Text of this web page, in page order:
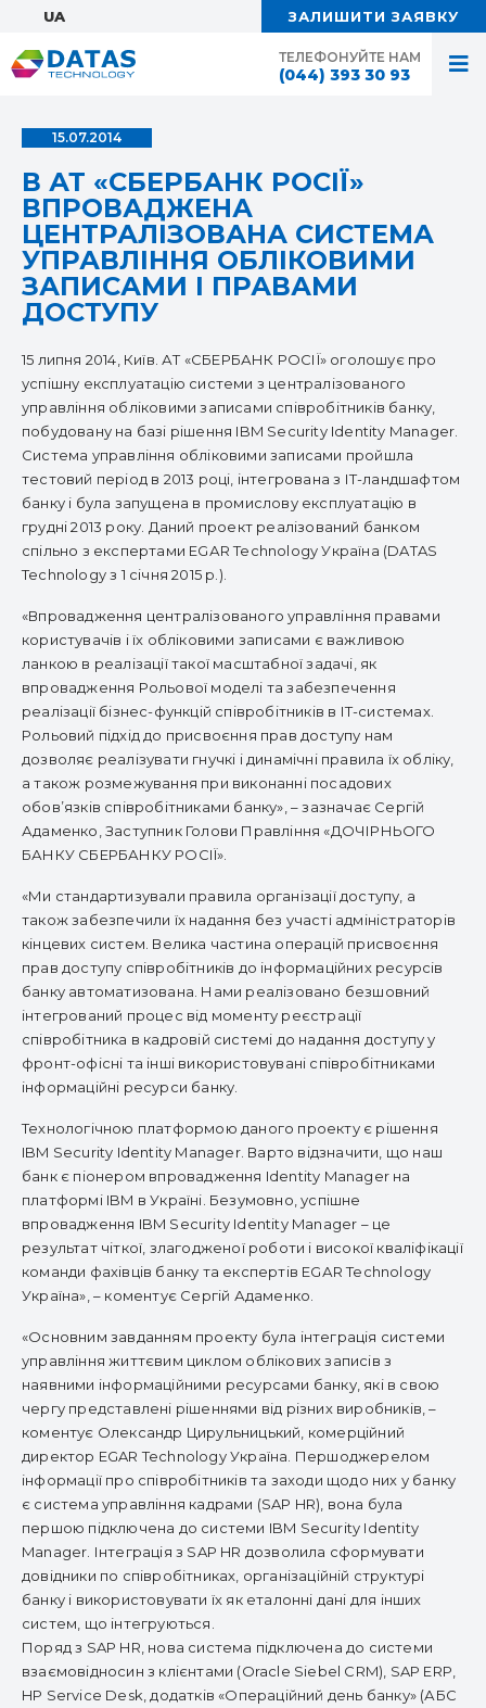
ТЕЛЕФОНУЙТЕ НАМ
(044) 393 30 93
UA: ЗАЛИШИТИ ЗАЯВКУ
15.07.2014
В АТ «СБЕРБАНК РОСІЇ»
ВПРОВАДЖЕНА
ЦЕНТРАЛІЗОВАНА СИСТЕМА
УПРАВЛІННЯ ОБЛІКОВИМИ
ЗАПИСАМИ І ПРАВАМИ
ДОСТУПУ
15 липня 2014, Київ. АТ «СБЕРБАНК РОСІЇ» оголошує про
успішну експлуатацію системи з централізованого
управління обліковими записами співробітників банку,
побудовану на базі рішення IBM Security Identity Manager.
Система управління обліковими записами пройшла
тестовий період в 2013 році, інтегрована з ІТ-ландшафтом
банку і була запущена в промислову експлуатацію в
грудні 2013 року. Даний проект реалізований банком
спільно з експертами EGАR Technology Україна (DATAS
Technology з 1 січня 2015 р.).
«Впровадження централізованого управління правами
користувачів і їх обліковими записами є важливою
ланкою в реалізації такої масштабної задачі, як
впровадження Рольової моделі та забезпечення
реалізації бізнес-функцій співробітників в ІТ-системах.
Рольовий підхід до присвоєння прав доступу нам
дозволяє реалізувати гнучкі і динамічні правила їх обліку,
а також розмежування при виконанні посадових
обов’язків співробітниками банку», – зазначає Сергій
Адаменко, Заступник Голови Правління «ДОЧІРНЬОГО
БАНКУ СБЕРБАНКУ РОСІЇ».
«Ми стандартизували правила організації доступу, а
також забезпечили їх надання без участі адміністраторів
кінцевих систем. Велика частина операцій присвоєння
прав доступу співробітників до інформаційних ресурсів
банку автоматизована. Нами реалізовано безшовний
інтегрований процес від моменту реєстрації
співробітника в кадровій системі до надання доступу у
фронт-офісні та інші використовувані співробітниками
інформаційні ресурси банку.
Технологічною платформою даного проекту є рішення
IBM Security Identity Manager. Варто відзначити, що наш
банк є піонером впровадження Identity Manager на
платформі IBM в Україні. Безумовно, успішне
впровадження IBM Security Identity Manager – це
результат чіткої, злагодженої роботи і високої кваліфікації
команди фахівців банку та експертів EGАR Technology
Україна», – коментує Сергій Адаменко.
«Основним завданням проекту була інтеграція системи
управління життєвим циклом облікових записів з
наявними інформаційними ресурсами банку, які в свою
чергу представлені рішеннями від різних виробників, –
коментує Олександр Цирульницький, комерційний
директор EGAR Technology Україна. Першоджерелом
інформації про співробітників та заходи щодо них у банку
є система управління кадрами (SAP HR), вона була
першою підключена до системи IBM Security Identity
Manager. Інтеграція з SAP HR дозволила сформувати
довідники по співробітниках, організаційній структурі
банку і використовувати їх як еталонні дані для інших
систем, що інтегруються.
Поряд з SAP HR, нова система підключена до системи
взаємовідносин з клієнтами (Oracle Siebel CRM), SAP ERP,
HP Service Desk, додатків «Операційний день банку» (АБС